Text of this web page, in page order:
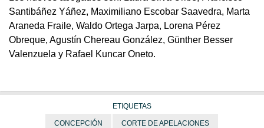
Santibáñez Yáñez, Maximiliano Escobar Saavedra, Marta
Araneda Fraile, Waldo Ortega Jarpa, Lorena Pérez
Obreque, Agustín Chereau González, Günther Besser
Valenzuela y Rafael Kuncar Oneto.
ETIQUETAS
CONCEPCIÓN CORTE DE APELACIONES